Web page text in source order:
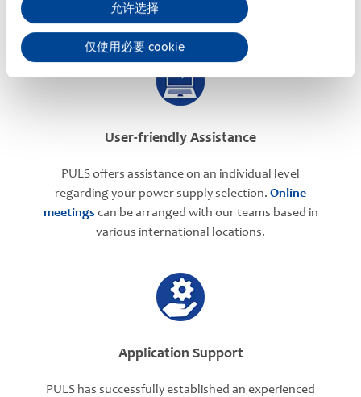
允许选择
仅使用必要 cookie
User-friendly Assistance
PULS offers assistance on an individual level
regarding your power supply selection. Online
meetings can be arranged with our teams based in
various international locations.
Application Support
PULS has successfully established an experienced